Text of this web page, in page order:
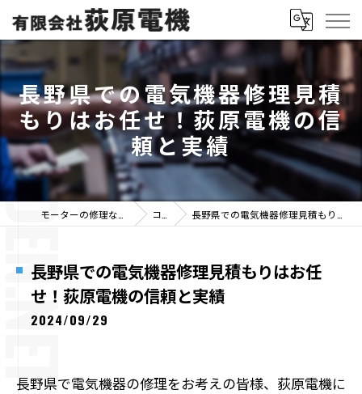
長野県での電気機器修理見積
もりはお任せ！荻原電機の信
頼と実績
コラム 長野県での電気機器修理見積もりはお任せ！荻原電機の信頼と実績
長野県での電気機器修理見積もりはお任
せ！荻原電機の信頼と実績
2024/09/29
長野県で電気機器の修理をお考えの皆様、荻原電機に